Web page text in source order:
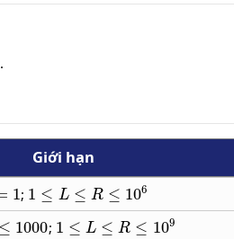
Giới hạn
1
;
1≤L≤R≤106
1000
;
1≤L≤R≤109